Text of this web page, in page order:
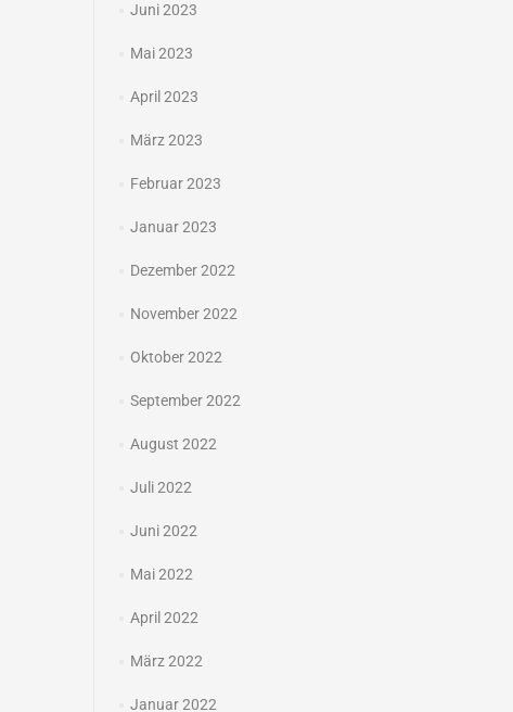
Juni 2023
Mai 2023
April 2023
März 2023
Februar 2023
Januar 2023
Dezember 2022
November 2022
Oktober 2022
September 2022
August 2022
Juli 2022
Juni 2022
Mai 2022
April 2022
März 2022
Januar 2022